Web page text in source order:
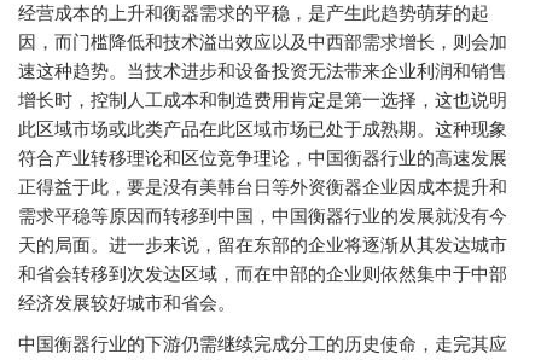
经营成本的上升和衡器需求的平稳，是产生此趋势萌芽的起
因，而门槛降低和技术溢出效应以及中西部需求增长，则会加
速这种趋势。当技术进步和设备投资无法带来企业利润和销售
增长时，控制人工成本和制造费用肯定是第一选择，这也说明
此区域市场或此类产品在此区域市场已处于成熟期。这种现象
符合产业转移理论和区位竞争理论，中国衡器行业的高速发展
正得益于此，要是没有美韩台日等外资衡器企业因成本提升和
需求平稳等原因而转移到中国，中国衡器行业的发展就没有今
天的局面。进一步来说，留在东部的企业将逐渐从其发达城市
和省会转移到次发达区域，而在中部的企业则依然集中于中部
经济发展较好城市和省会。
中国衡器行业的下游仍需继续完成分工的历史使命，走完其应